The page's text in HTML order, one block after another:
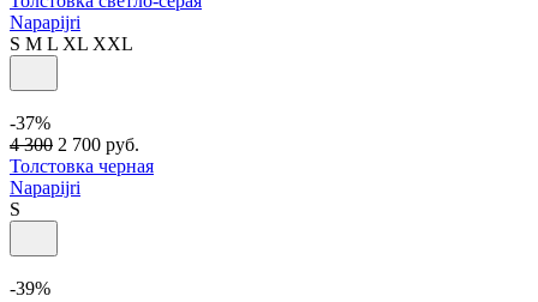
Napapijri
S M L XL XXL
-37%
4 300 2 700 руб.
Толстовка черная
Napapijri
S
-39%